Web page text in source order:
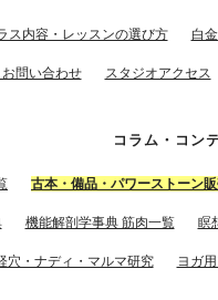
ス内容・レッスンの選び方 白
問い合わせ スタジオアクセス
コラム・コン
古本・備品・パワーストーン
機能解剖学事典 筋肉一覧 瞑
穴・ナディ・マルマ研究 ヨガ